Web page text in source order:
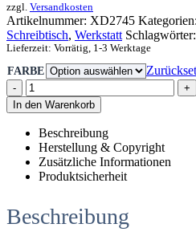
zzgl. Versandkosten
Artikelnummer: XD2745 Kategorien:
Schreibtisch, Werkstatt Schlagwörter:
Lieferzeit: Vorrätig, 1-3 Werktage
FARBE
-
+
In den Warenkorb
Beschreibung
Herstellung & Copyright
Zusätzliche Informationen
Produktsicherheit
Beschreibung